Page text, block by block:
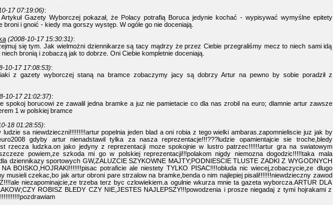
17 07:19:06):
Artykuł Gazety Wyborczej pokazał, że Polacy potrafią Boruca jedynie kochać - wypisywać wymyślne epitety
broni i gnoić - kiedy ma gorszy występ. W ogóle go nie doceniają.
(2008-10-17 15:30:31):
się tym. Jak wielmożni dziennikarze są tacy mądrzy że przez Ciebie przegraliśmy mecz to niech sami idą
bronią i zobaczą jak to dobrze. Oni Ciebie kompletnie doceniają.
10-17 17:08:53):
z gazety wyborczej staną na bramce zobaczymy jacy są dobrzy Artur na pewno by sobie poradził z
10-17 21:02:37):
spokoj borucowi ze zawalil jedna bramke a juz nie pamietacie co dla nas zrobil na euro; dlamnie artur zawsze
1 w polskiej bramce
18 01:28:55):
ludzie sa niewdzieczni!!!!!!!!!artur popelnia jeden blad a oni robia z tego wielki ambaras.zapomnieliscie juz jak by
gdyby artur nienadstawil tylka za nasza reprezentacje!!!???ludzie opamientajcie sie troche,bledy
rzecza ludzka.on jako jedyny z reprezentacji moze spokojnie w lustro patrzec!!!!!!artur gra na swiatowym
powiem,ze szkoda mi go w polskiej reprezentacji!!!polakom nigdy niemozna dogodzic!!!!!taka mala
dziennikazy sportowych GW,ZALUZCIE SZYKOWNE MAJTY;PODNIESCIE TLUSTE ZADKI Z WYGODNYCH
BOISKO,HOJRAKI!!!!!!!pisac potraficie ale niestety TYLKO PISAC!!!!obluda nic wiecej,zobaczycie,ze dlugo
musieli czekac,bo jak artur obroni pare strzalow na bramke,benda o nim najlepiej pisali!!!!!!!niewdzieczny zawod
niezapominajcie,ze trzeba terz byc czlowiekiem.a ogulnie wkurza mnie ta gazeta wyborcza.ARTUR DLA
ROBISZ BLEDY CZY NIE,JESTES NAJLEPSZY!!!powodzenia i prosze niegadaj z tymi hojrakami z